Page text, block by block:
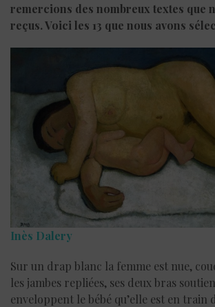
remercions des nombreux textes que
reçus. Voici les 13 que nous avons
Inès Dalery
Sur un drap blanc la femme est nue,
les jambes repliées, ses deux bras
enveloppent le bébé qu’elle est en train